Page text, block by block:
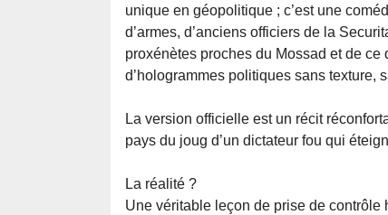
unique en géopolitique ; c’est une
d’armes, d’anciens officiers de la
proxénètes proches du Mossad et de
d’hologrammes politiques sans texture,
La version officielle est un récit
pays du joug d’un dictateur fou qui
La réalité ?
Une véritable leçon de prise de contrôle